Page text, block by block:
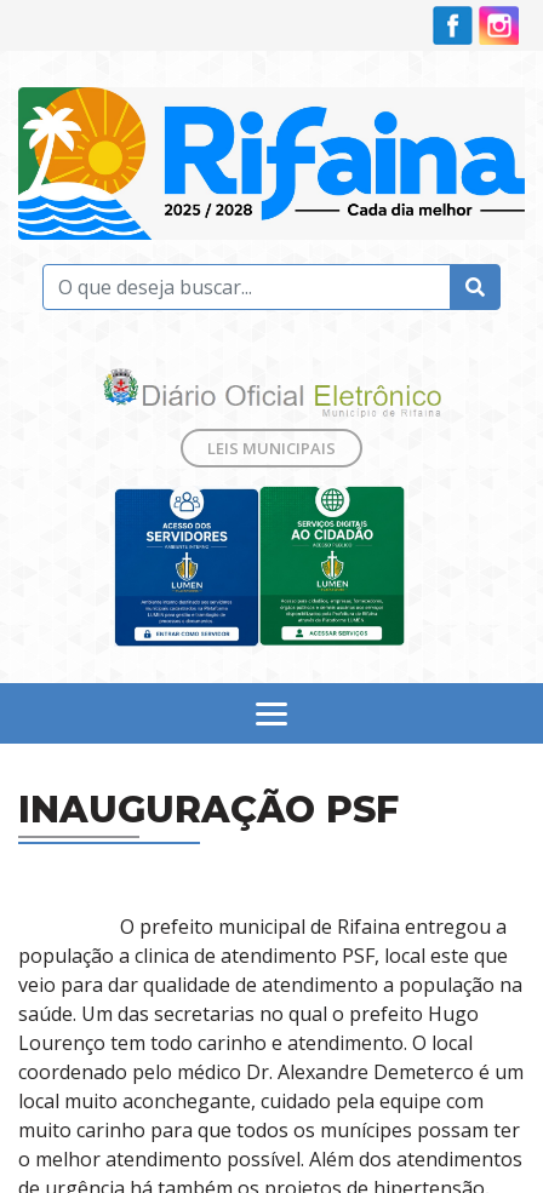
LEIS MUNICIPAIS
INAUGURAÇÃO PSF
O prefeito municipal de Rifaina entregou a
população a clinica de atendimento PSF, local este que
veio para dar qualidade de atendimento a população na
saúde. Um das secretarias no qual o prefeito Hugo
Lourenço tem todo carinho e atendimento. O local
coordenado pelo médico Dr. Alexandre Demeterco é um
local muito aconchegante, cuidado pela equipe com
muito carinho para que todos os munícipes possam ter
o melhor atendimento possível. Além dos atendimentos